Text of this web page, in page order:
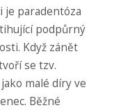
je paradentóza
podpůrný
. Když zánět
se tzv.
malé díry ve
Běžné